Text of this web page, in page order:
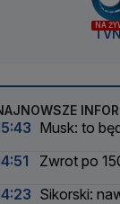
NA
Musk: to
Zwrot po
Sikorski: